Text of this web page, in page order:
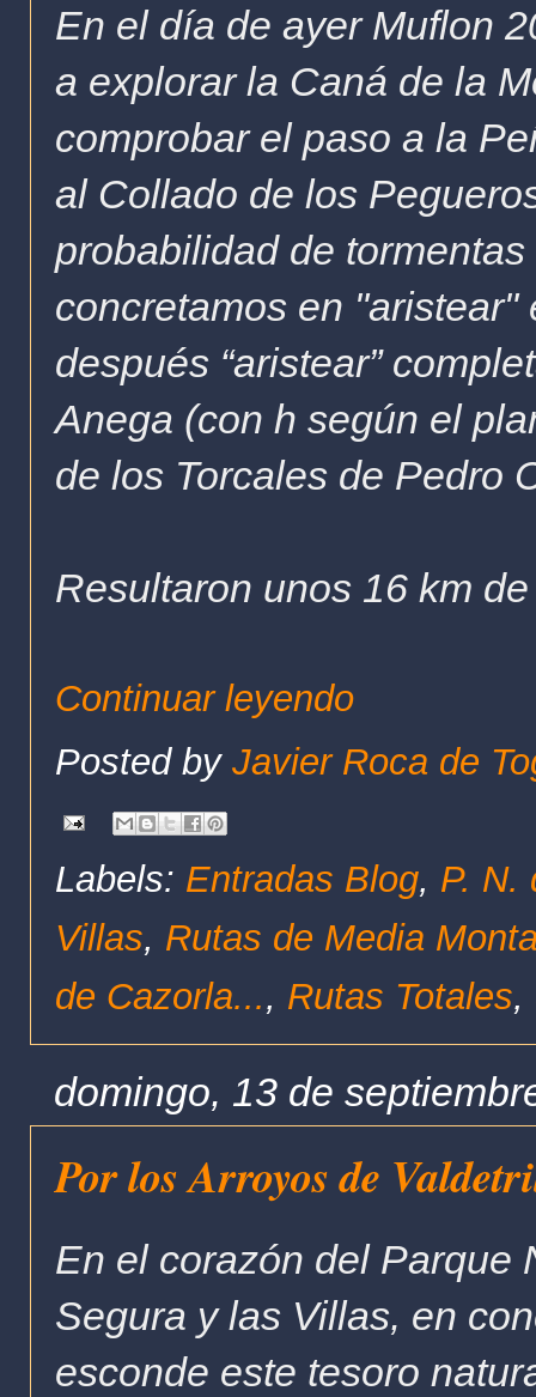
En el día de ayer Muflon
a explorar la Caná de la
comprobar el paso a la
al Collado de los
probabilidad de
concretamos en
después “aristear”
Anega (con h según el
de los Torcales de Pedro
Resultaron unos 16 km
Continuar leyendo
Posted by Javier Roca de
Labels: Entradas Blog, P. N.
Villas, Rutas de Media
de Cazorla..., Rutas Totales,
domingo, 13 de
Por los Arroyos de
En el corazón del Parque
Segura y las Villas, en
esconde este tesoro